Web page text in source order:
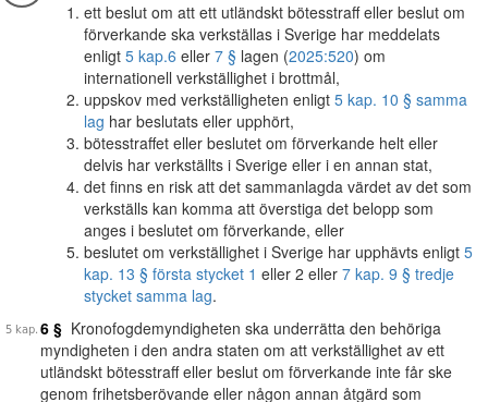
ett beslut om att ett utländskt bötesstraff eller beslut om
förverkande ska verkställas i Sverige har meddelats
enligt 5 kap.6 eller 7 § lagen (2025:520) om
internationell verkställighet i brottmål,
uppskov med verkställigheten enligt 5 kap. 10 § samma
lag har beslutats eller upphört,
bötesstraffet eller beslutet om förverkande helt eller
delvis har verkställts i Sverige eller i en annan stat,
det finns en risk att det sammanlagda värdet av det som
verkställs kan komma att överstiga det belopp som
anges i beslutet om förverkande, eller
beslutet om verkställighet i Sverige har upphävts enligt 5
kap. 13 § första stycket 1 eller 2 eller 7 kap. 9 § tredje
stycket samma lag.
6 § Kronofogdemyndigheten ska underrätta den behöriga
myndigheten i den andra staten om att verkställighet av ett
utländskt bötesstraff eller beslut om förverkande inte får ske
genom frihetsberövande eller någon annan åtgärd som